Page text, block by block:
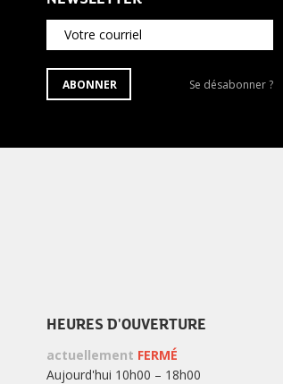
Votre courriel
S'ABONNER
À
ABONNER
Se
newsletter
Se désabonner ?
HEURES D'OUVERTURE
actuellement FERMÉ
Aujourd'hui 10h00 – 18h00